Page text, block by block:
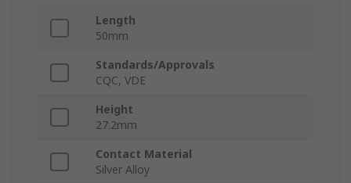
Length
50mm
Standards/Approvals
CQC, VDE
Height
27.2mm
Contact Material
Silver Alloy